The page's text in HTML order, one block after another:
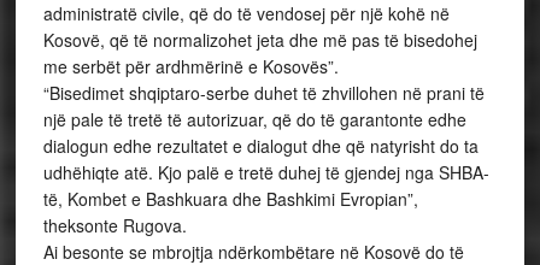
administratë civile, që do të vendosej për një kohë në
Kosovë, që të normalizohet jeta dhe më pas të bisedohej
me serbët për ardhmërinë e Kosovës”.
“Bisedimet shqiptaro-serbe duhet të zhvillohen në prani të
një pale të tretë të autorizuar, që do të garantonte edhe
dialogun edhe rezultatet e dialogut dhe që natyrisht do ta
udhëhiqte atë. Kjo palë e tretë duhej të gjendej nga SHBA-
të, Kombet e Bashkuara dhe Bashkimi Evropian”,
theksonte Rugova.
Ai besonte se mbrojtja ndërkombëtare në Kosovë do të